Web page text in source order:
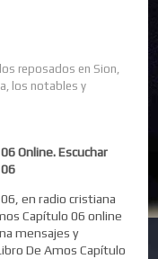
reposados en Sion,
los notables y
Online. Escuchar
en radio cristiana
Capítulo 06 online
mensajes y
De Amos Capítulo